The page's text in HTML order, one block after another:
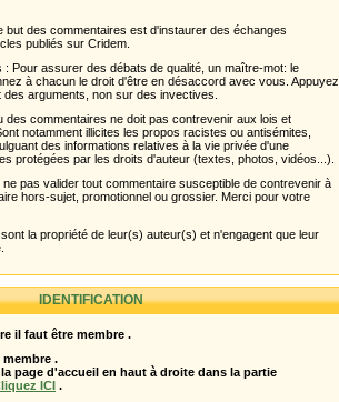
but des commentaires est d'instaurer des échanges
publiés sur Cridem.
Pour assurer des débats de qualité, un maître-mot: le
à chacun le droit d'être en désaccord avec vous. Appuyez
arguments, non sur des invectives.
des commentaires ne doit pas contrevenir aux lois et
notamment illicites les propos racistes ou antisémites,
des informations relatives à la vie privée d'une
protégées par les droits d'auteur (textes, photos, vidéos...).
pas valider tout commentaire susceptible de contrevenir à
hors-sujet, promotionnel ou grossier. Merci pour votre
la propriété de leur(s) auteur(s) et n'engagent que leur
IDENTIFICATION
il faut être membre .
membre .
page d'accueil en haut à droite dans la partie
ICI .